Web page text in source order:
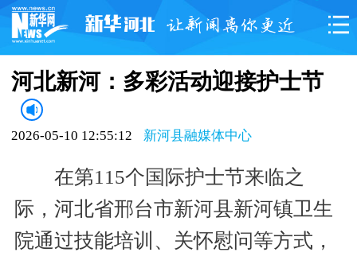
河北新河：多彩活动迎接护士节
2026-05-10 12:55:12 新河县融媒体中心
在第115个国际护士节来临之
际，河北省邢台市新河县新河镇卫生
院通过技能培训、关怀慰问等方式，